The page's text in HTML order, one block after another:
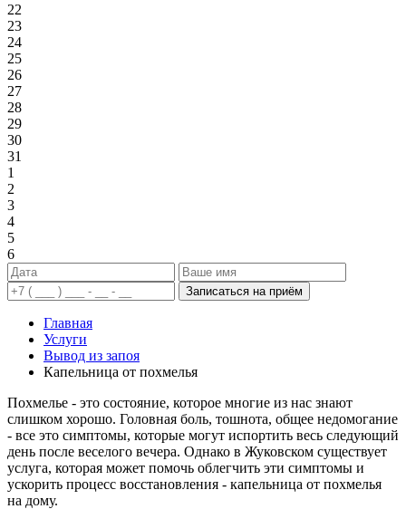
22
23
24
25
26
27
28
29
30
31
1
2
3
4
5
6
Записаться на приём
Главная
Услуги
Вывод из запоя
Капельница от похмелья
Похмелье - это состояние, которое многие из нас знают
слишком хорошо. Головная боль, тошнота, общее недомогание
- все это симптомы, которые могут испортить весь следующий
день после веселого вечера. Однако в Жуковском существует
услуга, которая может помочь облегчить эти симптомы и
ускорить процесс восстановления - капельница от похмелья
на дому.